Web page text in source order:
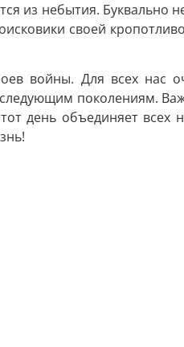
из небытия. Буквально
своей
войны. Для всех нас
поколениям.
день объединяет